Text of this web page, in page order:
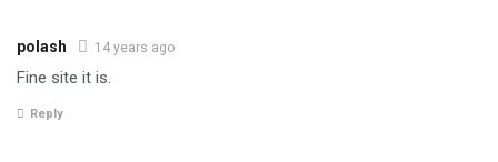
polash 14 years ago
Fine site it is.
Reply